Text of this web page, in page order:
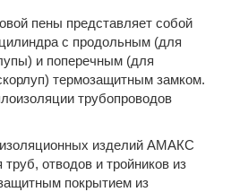
пены представляет собой
с продольным (для
и поперечным (для
термозащитным замком.
трубопроводов
изделий АМАКС
отводов и тройников из
покрытием из